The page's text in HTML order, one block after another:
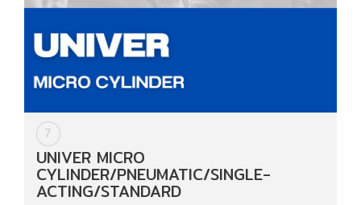
7
UNIVER MICRO
CYLINDER/PNEUMATIC/SINGLE-
ACTING/STANDARD